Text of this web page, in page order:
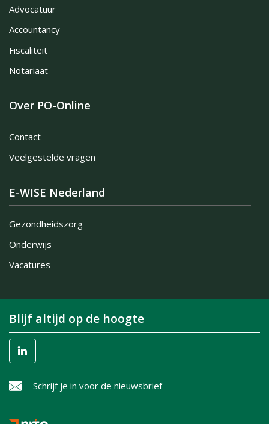
Advocatuur
Accountancy
Fiscaliteit
Notariaat
Over PO-Online
Contact
Veelgestelde vragen
E-WISE Nederland
Gezondheidszorg
Onderwijs
Vacatures
Blijf altijd op de hoogte
Schrijf je in voor de nieuwsbrief